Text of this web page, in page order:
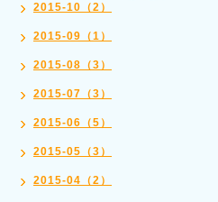
2015-10（2）
2015-09（1）
2015-08（3）
2015-07（3）
2015-06（5）
2015-05（3）
2015-04（2）